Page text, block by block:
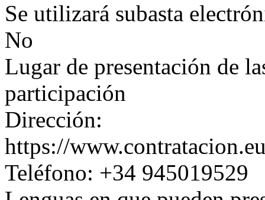
Se utilizará subasta
No
Lugar de presentación de
participación
Dirección:
https://
Teléfono: +34 945019529